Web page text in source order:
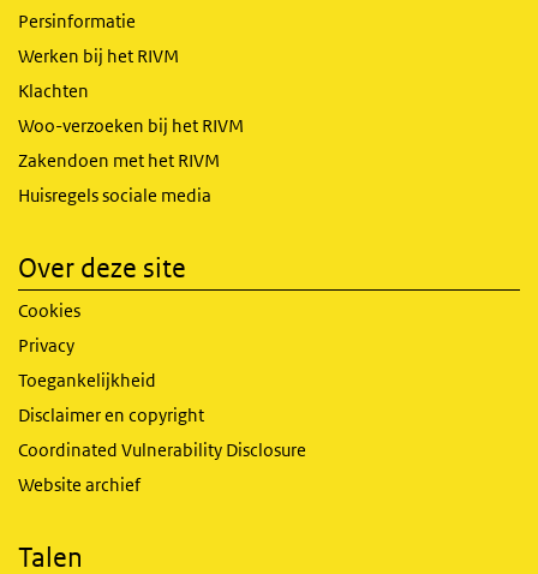
Persinformatie
Werken bij het RIVM
Klachten
Woo-verzoeken bij het RIVM
Zakendoen met het RIVM
Huisregels sociale media
Over deze site
Cookies
Privacy
Toegankelijkheid
Disclaimer en copyright
Coordinated Vulnerability Disclosure
Website archief
Talen